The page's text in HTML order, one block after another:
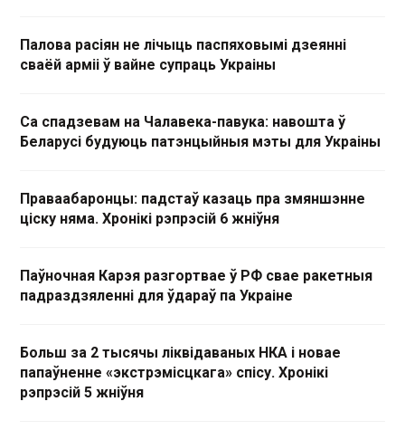
Палова расіян не лічыць паспяховымі дзеянні
сваёй арміі ў вайне супраць Украіны
Са спадзевам на Чалавека-павука: навошта ў
Беларусі будуюць патэнцыйныя мэты для Украіны
Праваабаронцы: падстаў казаць пра змяншэнне
ціску няма. Хронікі рэпрэсій 6 жніўня
Паўночная Карэя разгортвае ў РФ свае ракетныя
падраздзяленні для ўдараў па Украіне
Больш за 2 тысячы ліквідаваных НКА і новае
папаўненне «экстрэмісцкага» спісу. Хронікі
рэпрэсій 5 жніўня